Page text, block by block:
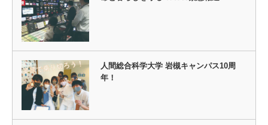
人間総合科学大学 岩槻キャンパス10周
年！